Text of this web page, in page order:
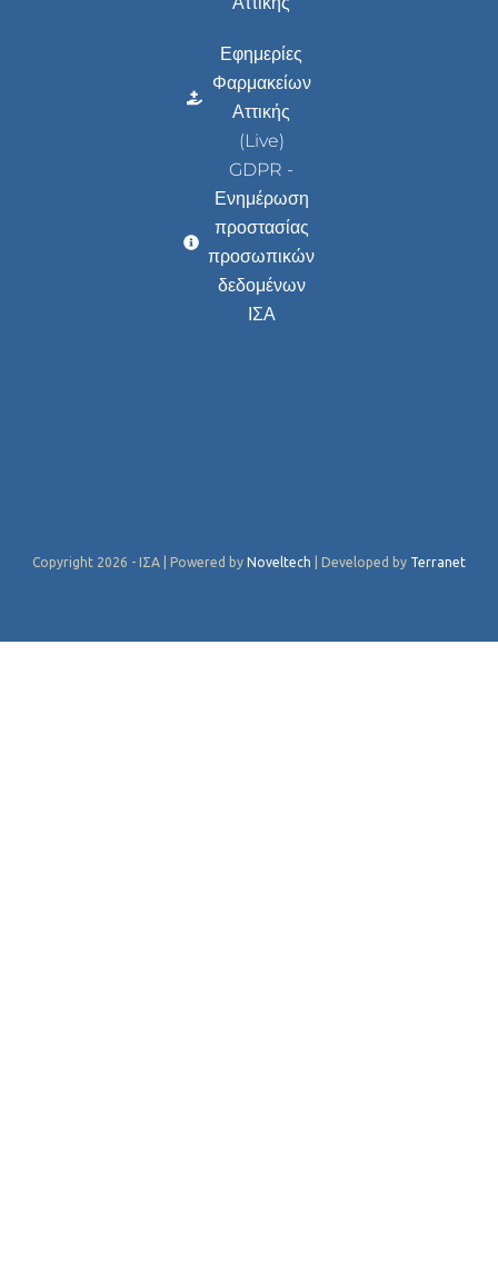
Εφημερίες
Φαρμακείων
Αττικής
(Live)
GDPR -
Ενημέρωση
προστασίας
προσωπικών
δεδομένων
ΙΣΑ
Copyright 2026 - ΙΣΑ | Powered by Noveltech | Developed by Terranet